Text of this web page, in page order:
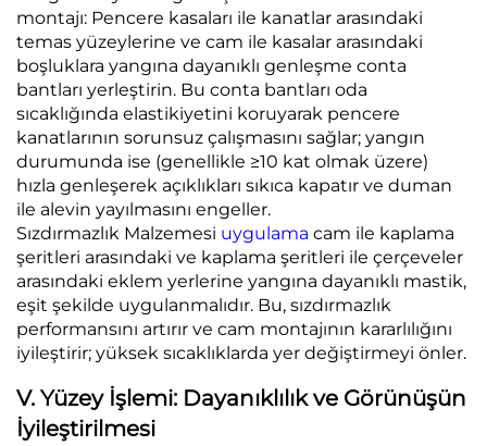
montajı: Pencere kasaları ile kanatlar arasındaki
temas yüzeylerine ve cam ile kasalar arasındaki
boşluklara yangına dayanıklı genleşme conta
bantları yerleştirin. Bu conta bantları oda
sıcaklığında elastikiyetini koruyarak pencere
kanatlarının sorunsuz çalışmasını sağlar; yangın
durumunda ise (genellikle ≥10 kat olmak üzere)
hızla genleşerek açıklıkları sıkıca kapatır ve duman
ile alevin yayılmasını engeller.
Sızdırmazlık Malzemesi uygulama cam ile kaplama
şeritleri arasındaki ve kaplama şeritleri ile çerçeveler
arasındaki eklem yerlerine yangına dayanıklı mastik,
eşit şekilde uygulanmalıdır. Bu, sızdırmazlık
performansını artırır ve cam montajının kararlılığını
iyileştirir; yüksek sıcaklıklarda yer değiştirmeyi önler.
V. Yüzey İşlemi: Dayanıklılık ve Görünüşün
İyileştirilmesi